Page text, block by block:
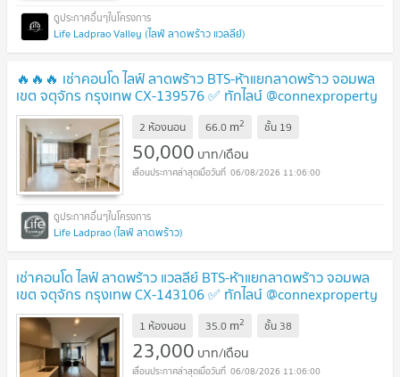
Life Ladprao Valley (ไลฟ์ ลาดพร้าว แวลลีย์)
🔥🔥🔥 เช่าคอนโด ไลฟ์ ลาดพร้าว BTS-ห้าแยกลาดพร้าว จอมพล
เขต จตุจักร กรุงเทพ CX-139576 ✅ ทักไลน์ @connexproperty
ตอบทันที ทีมงานมืออาชีพ ✅ 🔥🔥🔥
2 ห้องนอน 66.0 m2 ชั้น 19
50,000 บาท/เดือน
06/08/2026 11:06:00
Life Ladprao (ไลฟ์ ลาดพร้าว)
เช่าคอนโด ไลฟ์ ลาดพร้าว แวลลีย์ BTS-ห้าแยกลาดพร้าว จอมพล
เขต จตุจักร กรุงเทพ CX-143106 ✅ ทักไลน์ @connexproperty
ตอบทันที ทีมงานมืออาชีพ ✅
1 ห้องนอน 35.0 m2 ชั้น 38
23,000 บาท/เดือน
06/08/2026 11:06:00